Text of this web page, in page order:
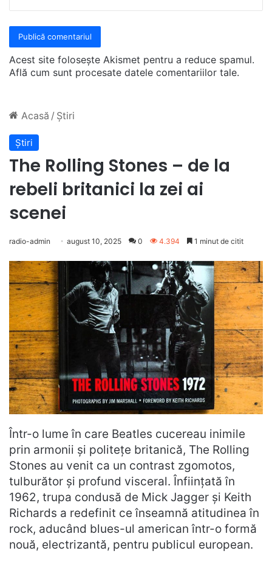
Acest site folosește Akismet pentru a reduce spamul.
Află cum sunt procesate datele comentariilor tale.